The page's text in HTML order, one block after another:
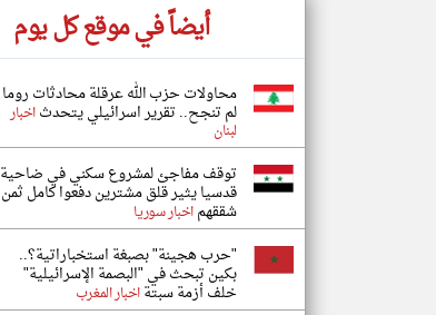
أيضاً في موقع كل يوم
محاولات حزب الله عرقلة محادثات روما
لم تنجح.. تقرير اسرائيلي يتحدثاخبار
لبنان
توقف مفاجئ لمشروع سكني في ضاحية
قدسيا يثير قلق مشترين دفعوا كامل ثمن
شققهماخبار سوريا
"حرب هجينة" بصبغة استخباراتية؟..
بكين تبحث في "البصمة الإسرائيلية"
خلف أزمة سبتةاخبار المغرب